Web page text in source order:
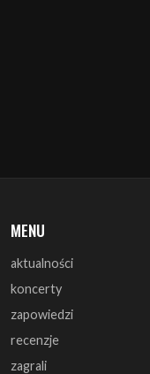
MENU
aktualności
koncerty
zapowiedzi
recenzje
zagrali